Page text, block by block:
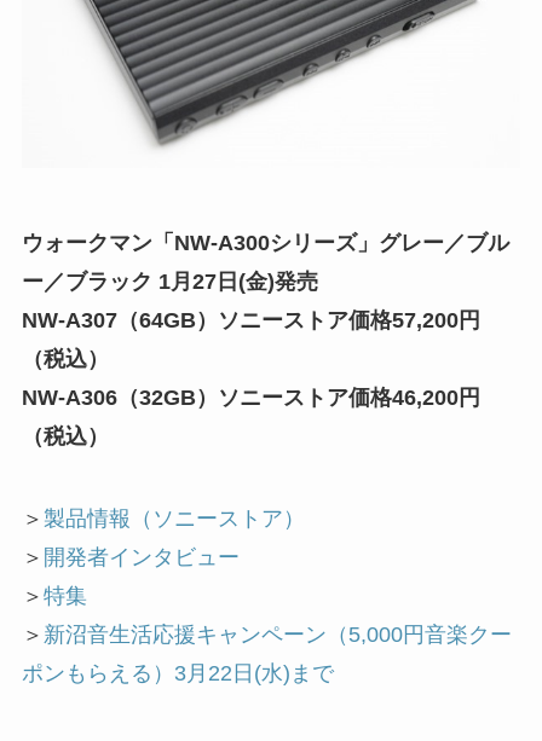
ウォークマン「NW-A300シリーズ」グレー／ブル
ー／ブラック 1月27日(金)発売
NW-A307（64GB）ソニーストア価格57,200円
（税込）
NW-A306（32GB）ソニーストア価格46,200円
（税込）
＞ 製品情報（ソニーストア）
＞ 開発者インタビュー
＞ 特集
＞ 新沼音生活応援キャンペーン（5,000円音楽クー
ポンもらえる）3月22日(水)まで